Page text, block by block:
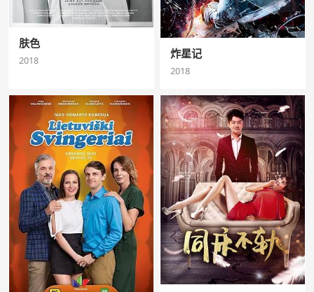
肤色
2018 炸星记
2018